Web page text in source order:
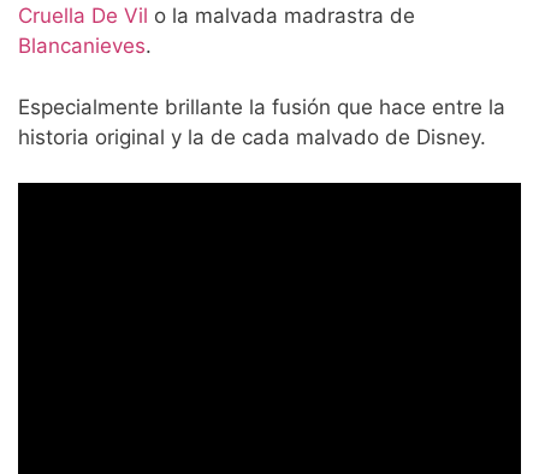
Cruella De Vil o la malvada madrastra de
Blancanieves.
Especialmente brillante la fusión que hace entre la
historia original y la de cada malvado de Disney.